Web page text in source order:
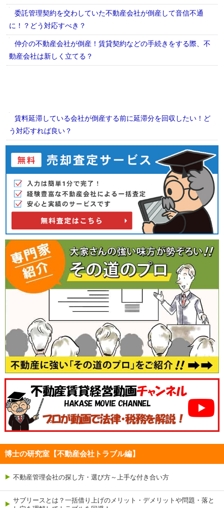
委託管理契約を交わしていた不動産会社が倒産して音信不通
に！？どう対応すべき？
仲介の不動産会社が倒産！賃貸契約などの手続きをする際、不
動産会社は新しく立てる？
賃料延滞している会社が倒産する前に延滞分を回収したい！ど
う対応すれば良い？
博士の研究室【不動産会社トラブル編】
不動産管理会社の探し方・選び方～上手な付き合い方
サブリースとは？一括借り上げのメリット・デメリットや問題・落と